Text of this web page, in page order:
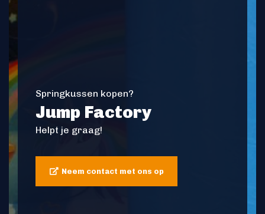
Springkussen kopen?
Jump Factory
Helpt je graag!
Neem contact met ons op